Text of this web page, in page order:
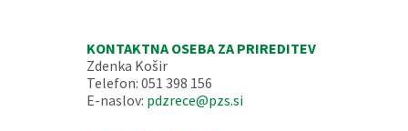
KONTAKTNA OSEBA ZA PRIREDITEV
Zdenka Košir
Telefon: 051 398 156
E-naslov: pdzrece@pzs.si